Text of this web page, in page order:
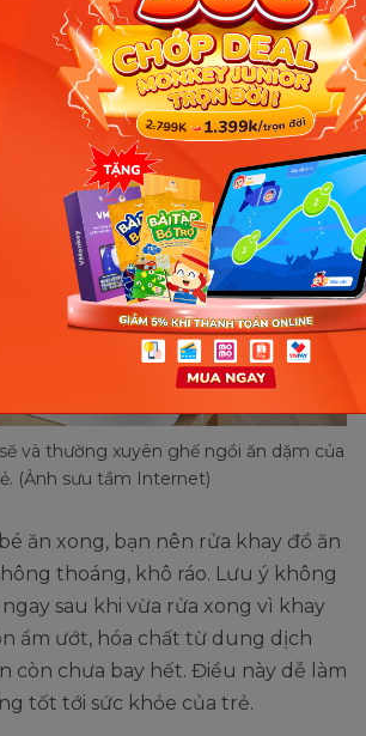
mẹ cần phải vệ sinh phần khay ăn
và thường xuyên ghế ngồi ăn dặm của
(Ảnh sưu tầm Internet)
ăn xong, bạn nên rửa khay đồ ăn
thoáng, khô ráo. Lưu ý không
sau khi vừa rửa xong vì khay
ẩm ướt, hóa chất từ dung dịch
còn chưa bay hết. Điều này dễ làm
tốt tới sức khỏe của trẻ.